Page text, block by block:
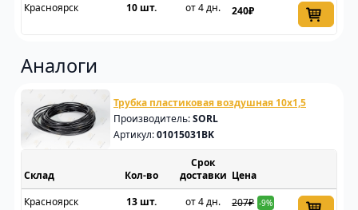
Красноярск
10 шт. от 4 дн. 240₽
Аналоги
Трубка пластиковая воздушная 10x1,5
Производитель:SORL
Артикул:01015031BK
Склад
Срок
доставки Цена
Красноярск
13 шт. от 4 дн. 207₽ -9%